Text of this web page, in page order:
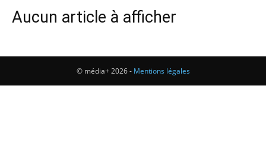
Aucun article à afficher
© média+ 2026 - Mentions légales